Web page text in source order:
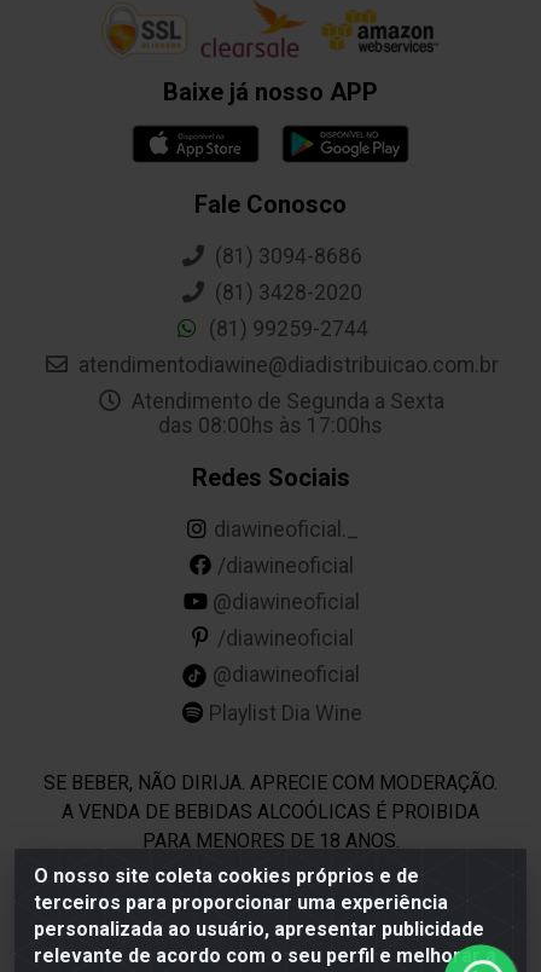
O nosso site coleta cookies próprios e de
terceiros para proporcionar uma experiência
personalizada ao usuário, apresentar publicidade
relevante de acordo com o seu perfil e melhorar a
Baixe já nosso APP
Fale Conosco
(81) 3094-8686
(81) 3428-2020
(81) 99259-2744
atendimentodiawine@diadistribuicao.com.br
Atendimento de Segunda a Sexta
das 08:00hs às 17:00hs
Redes Sociais
diawineoficial._
/diawineoficial
@diawineoficial
/diawineoficial
@diawineoficial
Playlist Dia Wine
SE BEBER, NÃO DIRIJA. APRECIE COM MODERAÇÃO.
A VENDA DE BEBIDAS ALCOÓLICAS É PROIBIDA
PARA MENORES DE 18 ANOS.
Dia Wine - Rodovia BR 232 KM 22,5 - Moreno/PE - CEP
54800-000 - CNPJ 69.944.973/0001-85